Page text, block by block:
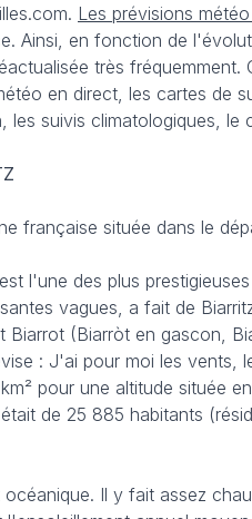
Les prévisions
Ainsi, en fonction de
très
en direct, les cartes de
les suivis climatologiques,
française située dans le
l'une des plus
vagues, a fait de
Biarrot (Biarròt en gascon,
: J'ai pour moi les vents,
pour une altitude située
de 25 885 habitants
océanique. Il y fait assez